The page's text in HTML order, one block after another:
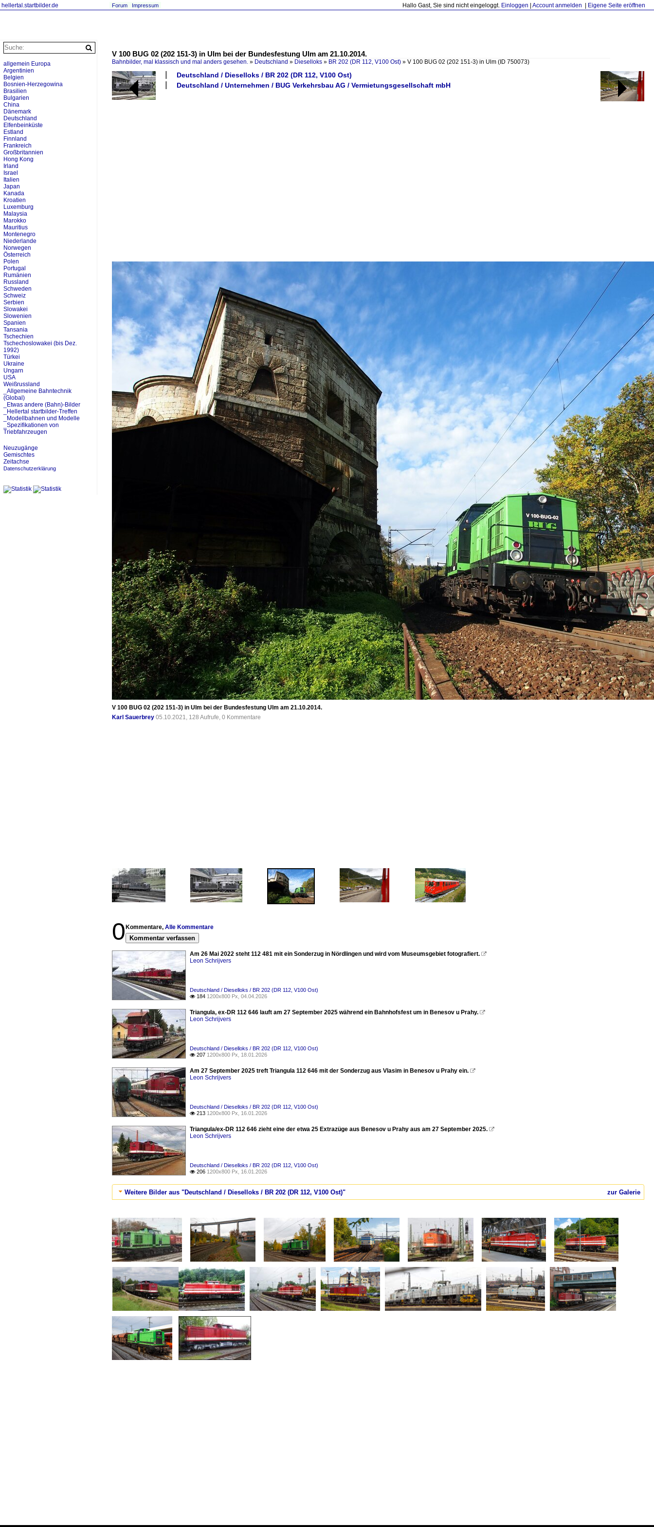
hellertal.startbilder.de Hallo Gast, Sie sind nicht eingeloggt. Einloggen Account anmelden Eigene Seite eröffnen
Forum Impressum
V 100 BUG 02 (202 151-3) in Ulm bei der Bundesfestung Ulm am 21.10.2014.
Bahnbilder, mal klassisch und mal anders gesehen. » Deutschland » Dieselloks » BR 202 (DR 112, V100 Ost) » V 100 BUG 02 (202 151-3) in Ulm (ID 750073)
Deutschland / Dieselloks / BR 202 (DR 112, V100 Ost)
Deutschland / Unternehmen / BUG Verkehrsbau AG / Vermietungsgesellschaft mbH
V 100 BUG 02 (202 151-3) in Ulm bei der Bundesfestung Ulm am 21.10.2014.
Karl Sauerbrey 05.10.2021, 128 Aufrufe, 0 Kommentare
0 Kommentare, Alle Kommentare
Kommentar verfassen
Am 26 Mai 2022 steht 112 481 mit ein Sonderzug in Nördlingen und wird vom Museumsgebiet fotografiert. 
Leon Schrijvers
Deutschland / Dieselloks / BR 202 (DR 112, V100 Ost)
 184 1200x800 Px, 04.04.2026
Triangula, ex-DR 112 646 lauft am 27 September 2025 während ein Bahnhofsfest um in Benesov u Prahy. 
Leon Schrijvers
Deutschland / Dieselloks / BR 202 (DR 112, V100 Ost)
 207 1200x800 Px, 18.01.2026
Am 27 September 2025 treft Triangula 112 646 mit der Sonderzug aus Vlasim in Benesov u Prahy ein. 
Leon Schrijvers
Deutschland / Dieselloks / BR 202 (DR 112, V100 Ost)
 213 1200x800 Px, 16.01.2026
Triangula/ex-DR 112 646 zieht eine der etwa 25 Extrazüge aus Benesov u Prahy aus am 27 September 2025. 
Leon Schrijvers
Deutschland / Dieselloks / BR 202 (DR 112, V100 Ost)
 206 1200x800 Px, 16.01.2026
zur Galerie
Weitere Bilder aus "Deutschland / Dieselloks / BR 202 (DR 112, V100 Ost)"
allgemein Europa
Argentinien
Belgien
Bosnien-Herzegowina
Brasilien
Bulgarien
China
Dänemark
Deutschland
Elfenbeinküste
Estland
Finnland
Frankreich
Großbritannien
Hong Kong
Irland
Israel
Italien
Japan
Kanada
Kroatien
Luxemburg
Malaysia
Marokko
Mauritius
Montenegro
Niederlande
Norwegen
Österreich
Polen
Portugal
Rumänien
Russland
Schweden
Schweiz
Serbien
Slowakei
Slowenien
Spanien
Tansania
Tschechien
Tschechoslowakei (bis Dez.
1992)
Türkei
Ukraine
Ungarn
USA
Weißrussland
_Allgemeine Bahntechnik
(Global)
_Etwas andere (Bahn)-Bilder
_Hellertal startbilder-Treffen
_Modellbahnen und Modelle
_Spezifikationen von
Triebfahrzeugen
Neuzugänge
Gemischtes
Zeitachse
Datenschutzerklärung